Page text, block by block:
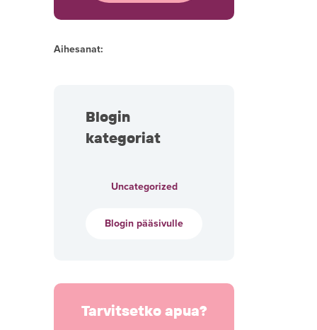
Aihesanat:
Blogin
kategoriat
Uncategorized
Blogin pääsivulle
Tarvitsetko apua?